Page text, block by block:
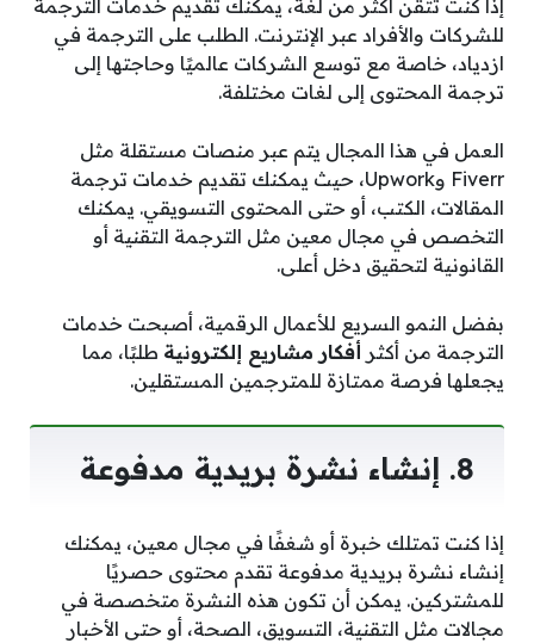
إذا كنت تتقن أكثر من لغة، يمكنك تقديم خدمات الترجمة
للشركات والأفراد عبر الإنترنت. الطلب على الترجمة في
ازدياد، خاصة مع توسع الشركات عالميًا وحاجتها إلى
ترجمة المحتوى إلى لغات مختلفة.
العمل في هذا المجال يتم عبر منصات مستقلة مثل
Fiverr وUpwork، حيث يمكنك تقديم خدمات ترجمة
المقالات، الكتب، أو حتى المحتوى التسويقي. يمكنك
التخصص في مجال معين مثل الترجمة التقنية أو
القانونية لتحقيق دخل أعلى.
بفضل النمو السريع للأعمال الرقمية، أصبحت خدمات
الترجمة من أكثر أفكار مشاريع إلكترونية طلبًا، مما
يجعلها فرصة ممتازة للمترجمين المستقلين.
8. إنشاء نشرة بريدية مدفوعة
إذا كنت تمتلك خبرة أو شغفًا في مجال معين، يمكنك
إنشاء نشرة بريدية مدفوعة تقدم محتوى حصريًا
للمشتركين. يمكن أن تكون هذه النشرة متخصصة في
مجالات مثل التقنية، التسويق، الصحة، أو حتى الأخبار